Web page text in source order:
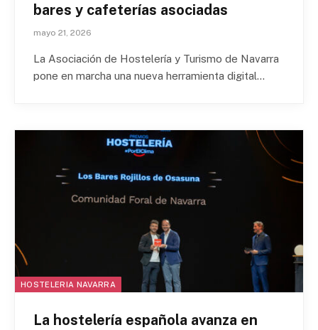
bares y cafeterías asociadas
mayo 21, 2026
La Asociación de Hostelería y Turismo de Navarra
pone en marcha una nueva herramienta digital…
HOSTELERIA NAVARRA
La hostelería española avanza en